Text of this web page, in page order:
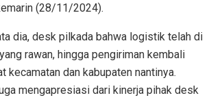
(28/11/2024).
dia, desk pilkada bahwa logistik telah di
rawan, hingga pengiriman kembali
kecamatan dan kabupaten nantinya.
mengapresiasi dari kinerja pihak desk